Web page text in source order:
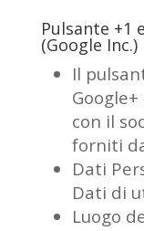
Pulsante +1
(Google Inc.)
Il
con il
forniti
Dati
Dati di
Luogo